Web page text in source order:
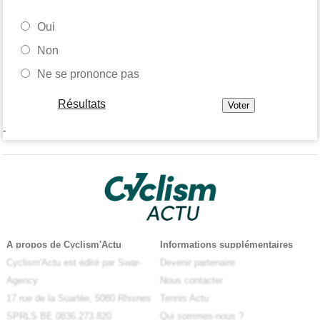
Oui
Non
Ne se prononce pas
Résultats
-
A propos de Cyclism'Actu
Cyclism'Actu est édité par Swar-
Agency
17 rue de la Suarlée, 5080 Rhisnes
SPRLS BE 0836.273.820
Informations supplémentaires
Devenir partenaire
Nous contacter
Tennis Actu
Qui sommes-nous ?